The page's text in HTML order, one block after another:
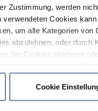
Zustimmung, werden
Cookies
um alle Kategorien
abzulehnen, oder durch
Sie Cookies ablehnen
Cookie